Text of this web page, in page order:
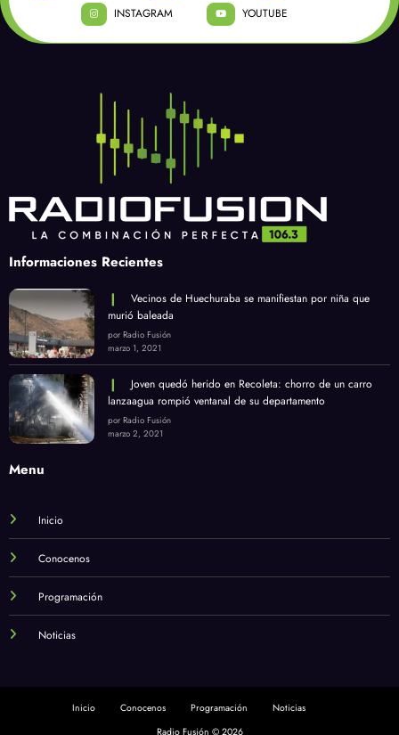
INSTAGRAM
YOUTUBE
Informaciones Recientes
Vecinos de Huechuraba se manifiestan por niña que
murió baleada
por Radio Fusión
marzo 1, 2021
Joven quedó herido en Recoleta: chorro de un carro
lanzaagua rompió ventanal de su departamento
por Radio Fusión
marzo 2, 2021
Menu
Inicio
Conocenos
Programación
Noticias
Inicio Conocenos Programación
Noticias
Radio Fusión © 2026